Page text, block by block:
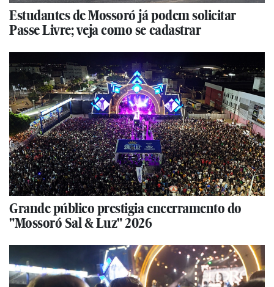
Estudantes de Mossoró já podem solicitar
Passe Livre; veja como se cadastrar
Grande público prestigia encerramento do
"Mossoró Sal & Luz" 2026